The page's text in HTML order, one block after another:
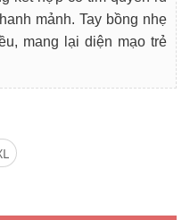
mảnh. Tay bồng nhẹ
mang lại diện mạo trẻ
Hồng Rạng Rỡ, Nữ Tính Và